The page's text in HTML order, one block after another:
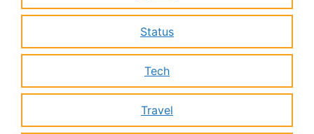
Status
Tech
Travel